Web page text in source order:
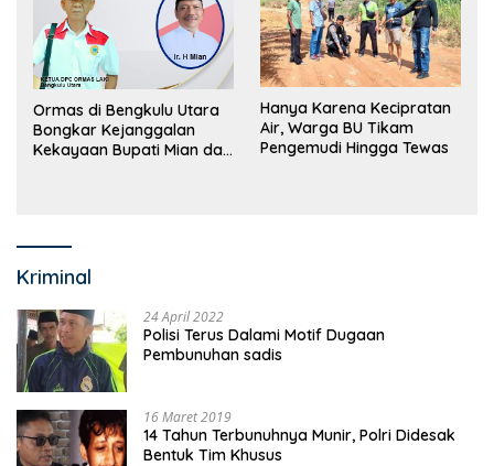
Ormas di Bengkulu Utara
Bongkar Kejanggalan
Kekayaan Bupati Mian dan
Hanya Karena Kecipratan
Air, Warga BU Tikam
Pengemudi Hingga Tewas
Kriminal
24 April 2022
Polisi Terus Dalami Motif Dugaan
Pembunuhan sadis
16 Maret 2019
14 Tahun Terbunuhnya Munir, Polri Didesak
Bentuk Tim Khusus